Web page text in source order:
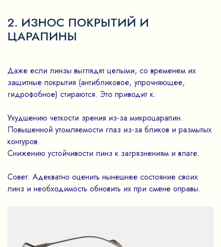
2. ИЗНОС ПОКРЫТИЙ И
ЦАРАПИНЫ
Даже если линзы выглядят целыми, со временем их
защитные покрытия (антибликовое, упрочняющее,
гидрофобное) стираются. Это приводит к:
Ухудшению четкости зрения из-за микроцарапин.
Повышенной утомляемости глаз из-за бликов и размытых
контуров.
Снижению устойчивости линз к загрязнениям и влаге.
Совет: Адекватно оценить нынешнее состояние своих
линз и необходимость обновить их при смене оправы.